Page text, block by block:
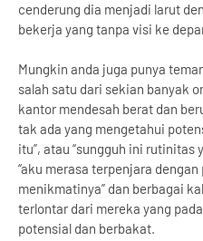
cenderung dia menjadi larut
bekerja yang tanpa visi ke
Mungkin anda juga punya
salah satu dari sekian banyak
kantor mendesah berat dan
tak ada yang mengetahui
itu”, atau “sungguh ini rutinitas
“aku merasa terpenjara
menikmatinya” dan berbagai
terlontar dari mereka yang
potensial dan berbakat.